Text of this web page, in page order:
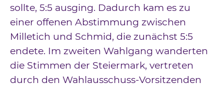
sollte, 5:5 ausging. Dadurch kam es zu
einer offenen Abstimmung zwischen
Milletich und Schmid, die zunächst 5:5
endete. Im zweiten Wahlgang wanderten
die Stimmen der Steiermark, vertreten
durch den Wahlausschuss-Vorsitzenden